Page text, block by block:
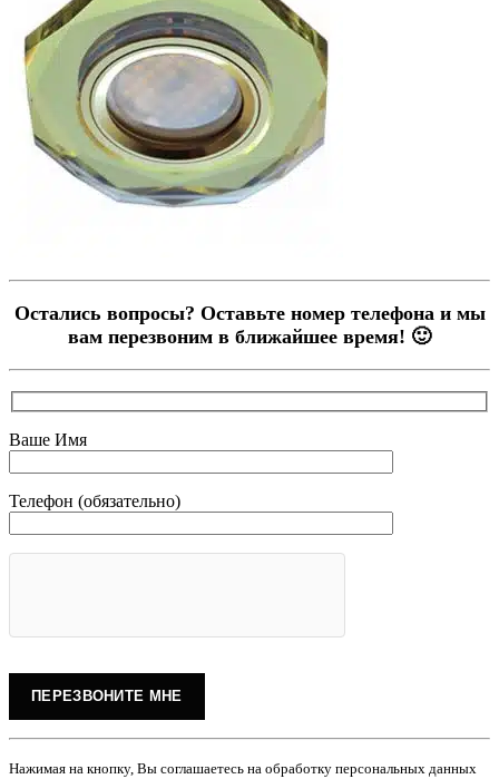
Остались вопросы? Оставьте номер телефона и мы
вам перезвоним в ближайшее время! 🙂
Ваше Имя
Телефон (обязательно)
Нажимая на кнопку, Вы соглашаетесь на обработку персональных данных